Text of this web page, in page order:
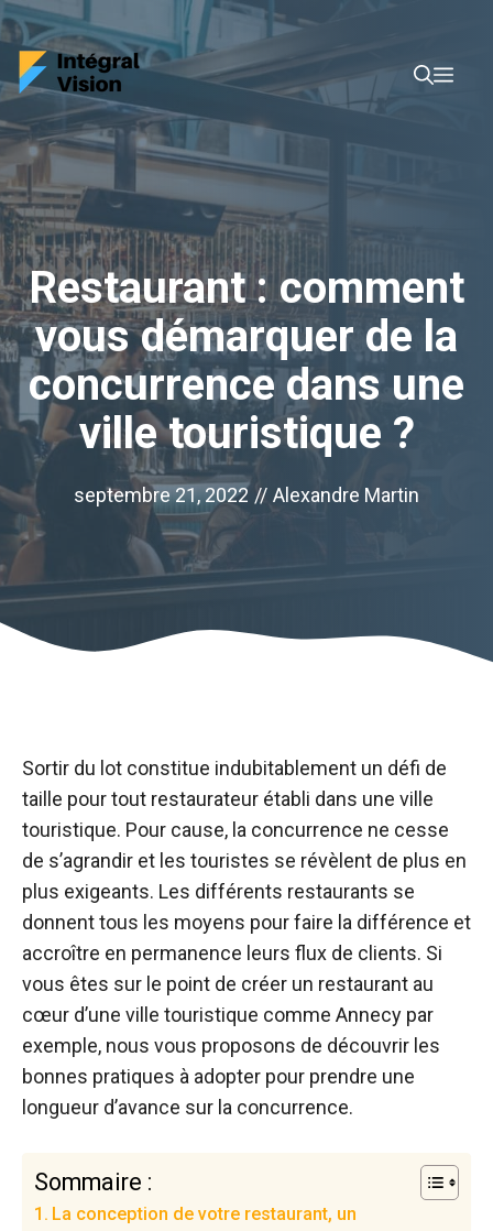
Aller
au
contenu
Restaurant : comment
vous démarquer de la
concurrence dans une
ville touristique ?
septembre 21, 2022 // Alexandre Martin
Sortir du lot constitue indubitablement un défi de
taille pour tout restaurateur établi dans une ville
touristique. Pour cause, la concurrence ne cesse
de s’agrandir et les touristes se révèlent de plus en
plus exigeants. Les différents restaurants se
donnent tous les moyens pour faire la différence et
accroître en permanence leurs flux de clients. Si
vous êtes sur le point de créer un restaurant au
cœur d’une ville touristique comme Annecy par
exemple, nous vous proposons de découvrir les
bonnes pratiques à adopter pour prendre une
longueur d’avance sur la concurrence.
Sommaire :
La conception de votre restaurant, un